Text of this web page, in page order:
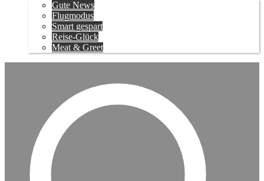
Gute News
Flugmodus
Smart gespart
Reise-Glück
Meat & Greet